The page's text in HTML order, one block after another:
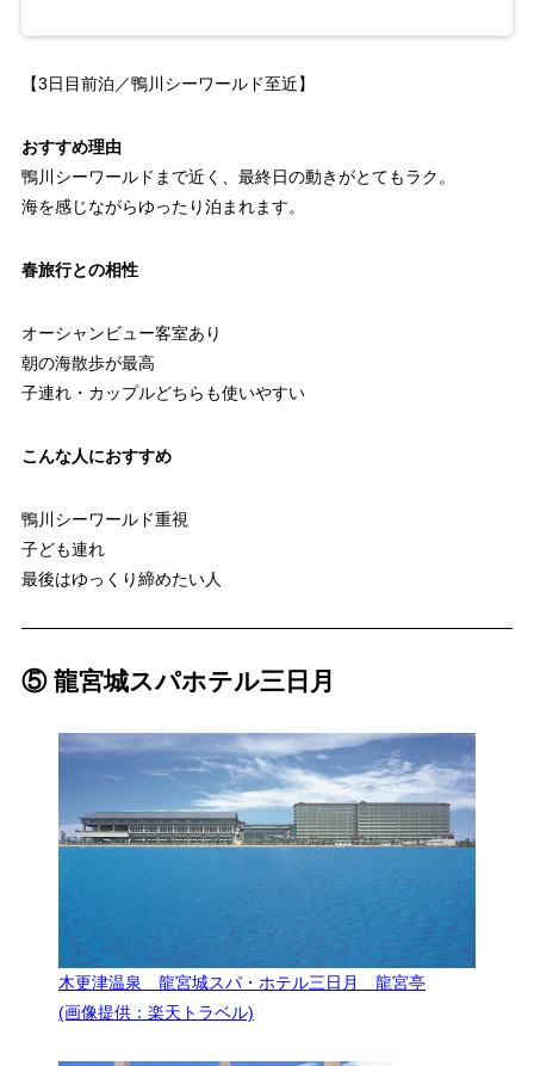
【3日目前泊／鴨川シーワールド至近】
おすすめ理由
鴨川シーワールドまで近く、最終日の動きがとてもラク。
海を感じながらゆったり泊まれます。
春旅行との相性
オーシャンビュー客室あり
朝の海散歩が最高
子連れ・カップルどちらも使いやすい
こんな人におすすめ
鴨川シーワールド重視
子ども連れ
最後はゆっくり締めたい人
⑤ 龍宮城スパホテル三日月
木更津温泉 龍宮城スパ・ホテル三日月 龍宮亭
(画像提供：楽天トラベル)